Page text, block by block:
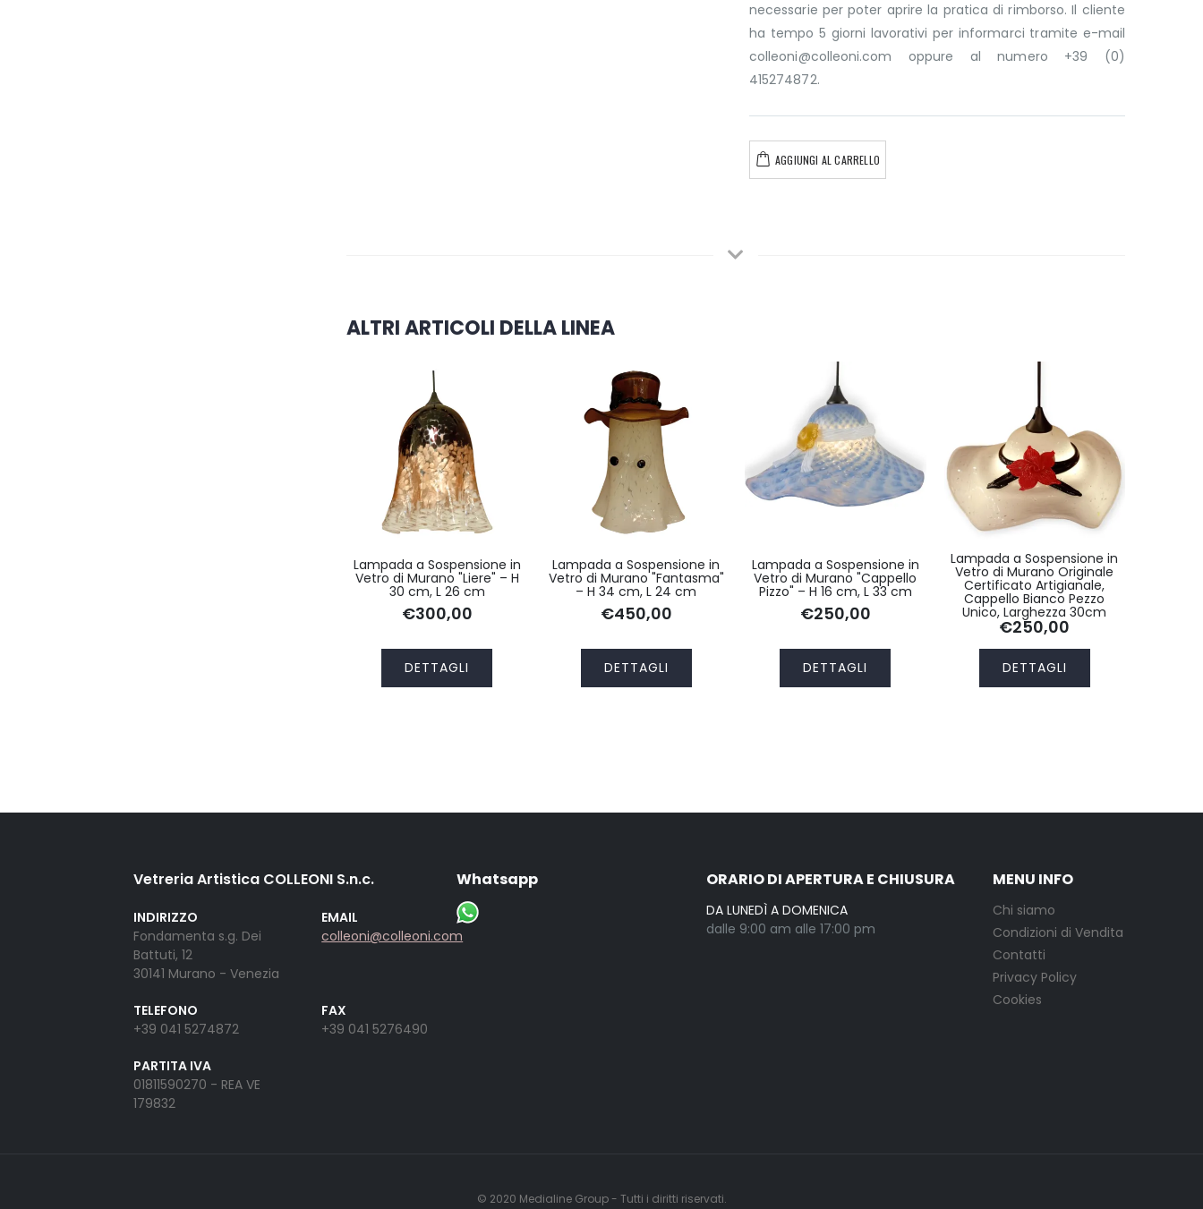
necessarie per poter aprire la pratica di rimborso. Il cliente
ha tempo 5 giorni lavorativi per informarci tramite e-mail
colleoni@colleoni.com oppure al numero +39 (0)
415274872.
AGGIUNGI AL CARRELLO
ALTRI ARTICOLI DELLA LINEA
Lampada a Sospensione in
Vetro di Murano "Liere" – H
30 cm, L 26 cm
€300,00
DETTAGLI
Lampada a Sospensione in
Vetro di Murano "Fantasma"
– H 34 cm, L 24 cm
€450,00
DETTAGLI
Lampada a Sospensione in
Vetro di Murano "Cappello
Pizzo" – H 16 cm, L 33 cm
€250,00
DETTAGLI
Lampada a Sospensione in
Vetro di Murano Originale
Certificato Artigianale,
Cappello Bianco Pezzo
Unico, Larghezza 30cm
€250,00
DETTAGLI
Vetreria Artistica COLLEONI S.n.c.
INDIRIZZO
Fondamenta s.g. Dei
Battuti, 12
30141 Murano - Venezia
EMAIL
colleoni@colleoni.com
TELEFONO
+39 041 5274872
FAX
+39 041 5276490
PARTITA IVA
01811590270 - REA VE
179832
Whatsapp ORARIO DI APERTURA E CHIUSURA
DA LUNEDÌ A DOMENICA
dalle 9:00 am alle 17:00 pm
MENU INFO
Chi siamo
Condizioni di Vendita
Contatti
Privacy Policy
Cookies
© 2020 Medialine Group- Tutti i diritti riservati.